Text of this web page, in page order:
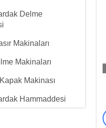
Delme
Makinaları
Makinaları
Makinası
Hammaddesi